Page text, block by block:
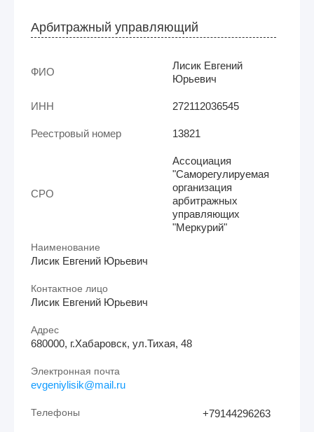
Арбитражный управляющий
ФИО
Лисик Евгений
Юрьевич
ИНН 272112036545
Реестровый номер 13821
СРО
Ассоциация
"Саморегулируемая
организация
арбитражных
управляющих
"Меркурий"
Наименование
Лисик Евгений Юрьевич
Контактное лицо
Лисик Евгений Юрьевич
Адрес
680000, г.Хабаровск, ул.Тихая, 48
Электронная почта
evgeniylisik@mail.ru
Телефоны +79144296263